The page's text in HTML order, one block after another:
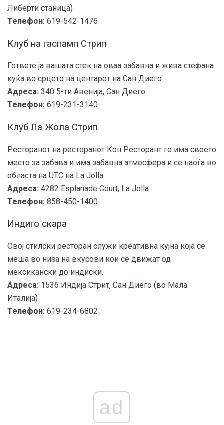
Либерти станица)
Телефон: 619-542-1476
Клуб на гаспамп Стрип
Гответе ја вашата стек на оваа забавна и жива стефана
куќа во срцето на центарот на Сан Диего.
Адреса: 340 5-ти Авенија, Сан Диего
Телефон: 619-231-3140
Клуб Ла Жола Стрип
Ресторанот на ресторанот Кон Ресторант го има своето
место за забава и има забавна атмосфера и се наоѓа во
областа на UTC на La Jolla.
Адреса: 4282 Esplanade Court, La Jolla
Телефон: 858-450-1400
Индиго скара
Овој стилски ресторан служи креативна кујна која се
меша во низа на вкусови кои се движат од
мексикански до индиски.
Адреса: 1536 Индија Стрит, Сан Диего (во Мала
Италија)
Телефон: 619-234-6802
ad